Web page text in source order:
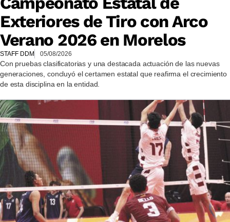
Exteriores de Tiro con Arco
Verano 2026 en Morelos
STAFF DDM 05/08/2026
Con pruebas clasificatorias y una destacada actuación de las nuevas
generaciones, concluyó el certamen estatal que reafirma el crecimiento
de esta disciplina en la entidad.